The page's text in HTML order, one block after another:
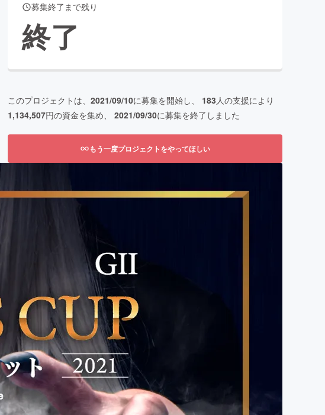
ィ
募集終了まで残り
終了
このプロジェクトは、 2021/09/10に募集を開始し、 183人の支援により
1,134,507円の資金を集め、 2021/09/30に募集を終了しました
もう一度プロジェクトをやってほしい